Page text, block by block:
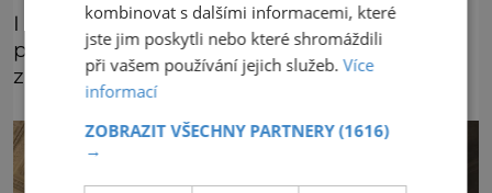
I sem vstupenky objednejte online, ceny se
pohybují okolo 10 eur, senioři mají vstupné
za 7,50 eur.
kombinovat s dalšími informacemi, které
jste jim poskytli nebo které shromáždili
při vašem používání jejich služeb.Více
informací
ZOBRAZIT VŠECHNY PARTNERY(1616)
→